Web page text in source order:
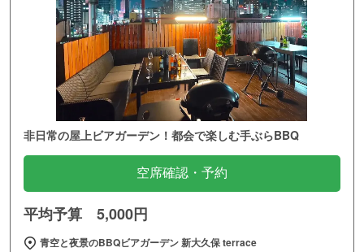
非日常の屋上ビアガーデン！都会で楽しむ手ぶらBBQ
空席確認・予約
平均予算 5,000円
青空と夜景のBBQビアガーデン 新大久保 terrace